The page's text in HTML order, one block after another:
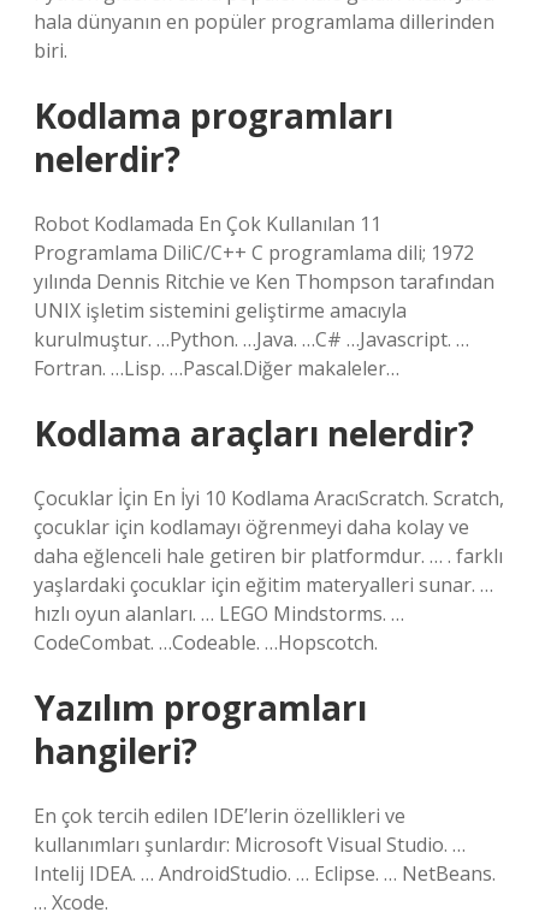
hala dünyanın en popüler programlama dillerinden
biri.
Kodlama programları
nelerdir?
Robot Kodlamada En Çok Kullanılan 11
Programlama DiliC/C++ C programlama dili; 1972
yılında Dennis Ritchie ve Ken Thompson tarafından
UNIX işletim sistemini geliştirme amacıyla
kurulmuştur. …Python. …Java. …C# …Javascript. …
Fortran. …Lisp. …Pascal.Diğer makaleler…
Kodlama araçları nelerdir?
Çocuklar İçin En İyi 10 Kodlama AracıScratch. Scratch,
çocuklar için kodlamayı öğrenmeyi daha kolay ve
daha eğlenceli hale getiren bir platformdur. … . farklı
yaşlardaki çocuklar için eğitim materyalleri sunar. …
hızlı oyun alanları. … LEGO Mindstorms. …
CodeCombat. …Codeable. …Hopscotch.
Yazılım programları
hangileri?
En çok tercih edilen IDE’lerin özellikleri ve
kullanımları şunlardır: Microsoft Visual Studio. …
Intelij IDEA. … AndroidStudio. … Eclipse. … NetBeans.
… Xcode.